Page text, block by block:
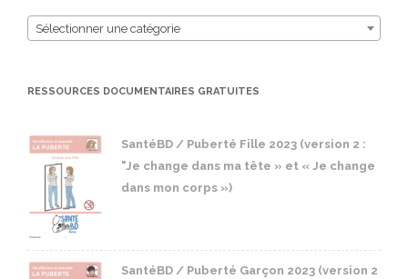
Sélectionner une catégorie
RESSOURCES DOCUMENTAIRES GRATUITES
SantéBD / Puberté Fille 2023 (version 2 :
"Je change dans ma tête » et « Je change
dans mon corps »)
SantéBD / Puberté Garçon 2023 (version 2